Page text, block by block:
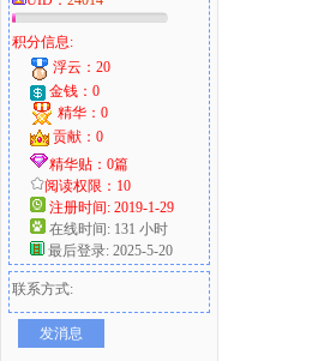
积分信息:
浮云：20
金钱：0
精华：0
贡献：0
精华贴：0篇
阅读权限：10
注册时间: 2019-1-29
在线时间: 131 小时
最后登录: 2025-5-20
联系方式:
发消息